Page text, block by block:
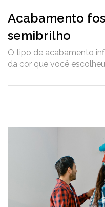
Acabamento
semibrilho
O tipo de acabamento
da cor que você escolheu